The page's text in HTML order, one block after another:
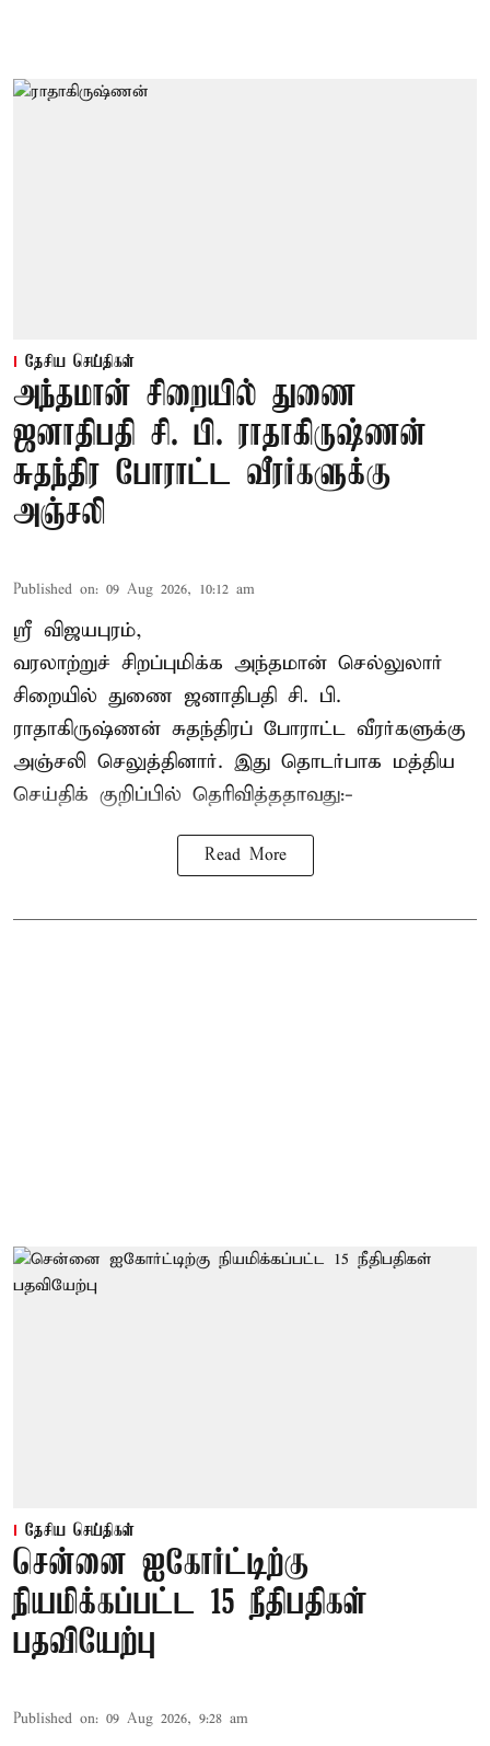
தேசிய செய்திகள்
அந்தமான் சிறையில் துணை
ஜனாதிபதி சி. பி. ராதாகிருஷ்ணன்
சுதந்திர போராட்ட வீரர்களுக்கு
அஞ்சலி
Published on: 09 Aug 2026, 10:12 am
ஸ்ரீ விஜயபுரம்,
வரலாற்றுச் சிறப்புமிக்க அந்தமான் செல்லுலார்
சிறையில் துணை ஜனாதிபதி சி. பி.
ராதாகிருஷ்ணன் சுதந்திரப் போராட்ட வீரர்களுக்கு
அஞ்சலி செலுத்தினார். இது தொடர்பாக மத்திய
செய்திக் குறிப்பில் தெரிவித்ததாவது:-
Read More
தேசிய செய்திகள்
சென்னை ஐகோர்ட்டிற்கு
நியமிக்கப்பட்ட 15 நீதிபதிகள்
பதவியேற்பு
Published on: 09 Aug 2026, 9:28 am